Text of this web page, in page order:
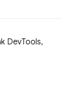
DevTools,